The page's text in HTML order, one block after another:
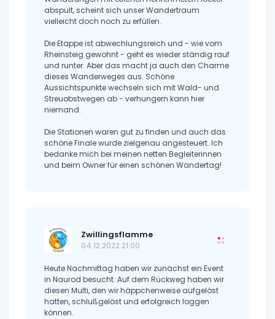
abspult, scheint sich unser Wandertraum
vielleicht doch noch zu erfüllen.
Die Etappe ist abwechlungsreich und - wie vom
Rheinsteig gewohnt - geht es wieder ständig rauf
und runter. Aber das macht ja auch den Charme
dieses Wanderweges aus. Schöne
Aussichtspunkte wechseln sich mit Wald- und
Streuobstwegen ab - verhungern kann hier
niemand.
Die Stationen waren gut zu finden und auch das
schöne Finale wurde zielgenau angesteuert. Ich
bedanke mich bei meinen netten Begleiterinnen
und beim Owner für einen schönen Wandertag!
Zwillingsflamme
04.12.2022 21:00
Heute Nachmittag haben wir zunächst ein Event
in Naurod besucht. Auf dem Rückweg haben wir
diesen Multi, den wir häppchenweise aufgelöst
hatten, schlußgelöst und erfolgreich loggen
können.